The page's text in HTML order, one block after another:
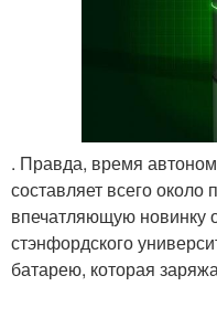
. Правда, время
составляет всего
впечатляющую новинку
стэнфордского
батарею, которая